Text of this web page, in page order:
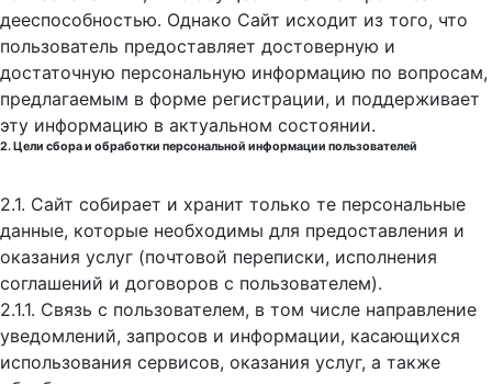
дееспособностью. Однако Сайт исходит из того, что
пользователь предоставляет достоверную и
достаточную персональную информацию по вопросам,
предлагаемым в форме регистрации, и поддерживает
эту информацию в актуальном состоянии.
2. Цели сбора и обработки персональной информации пользователей
2.1. Сайт собирает и хранит только те персональные
данные, которые необходимы для предоставления и
оказания услуг (почтовой переписки, исполнения
соглашений и договоров с пользователем).
2.1.1. Связь с пользователем, в том числе направление
уведомлений, запросов и информации, касающихся
использования сервисов, оказания услуг, а также